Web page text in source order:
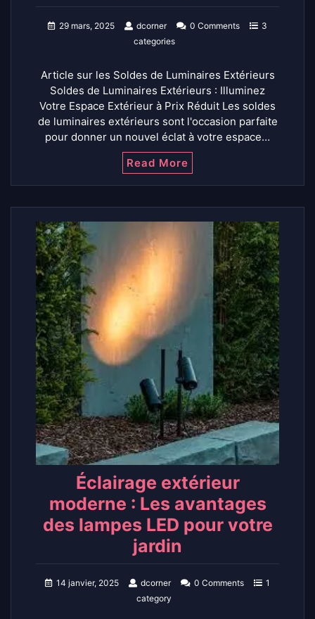
29 mars, 2025 dcorner 0 Comments
3
categories
Article sur les Soldes de Luminaires Extérieurs
Soldes de Luminaires Extérieurs : Illuminez
Votre Espace Extérieur à Prix Réduit Les soldes
de luminaires extérieurs sont l'occasion parfaite
pour donner un nouvel éclat à votre espace…
Read More
Éclairage extérieur
moderne : Les avantages
des lampes LED pour votre
jardin
14 janvier, 2025 dcorner 0 Comments
1
category